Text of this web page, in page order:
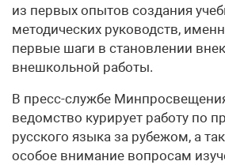
из первых опытов создания
методических руководств,
первые шаги в становлении
внешкольной работы.
В пресс-службе
ведомство курирует работу по
русского языка за рубежом, а
особое внимание вопросам